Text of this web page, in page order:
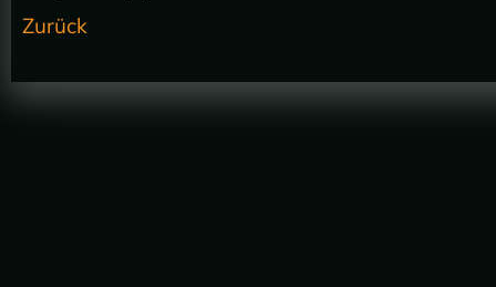
Zurück